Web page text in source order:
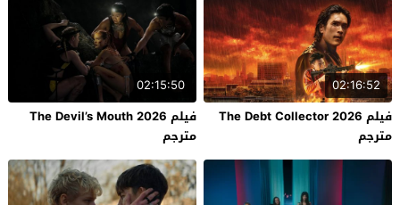
02:16:52
فيلم The Debt Collector 2026
مترجم
02:15:50
فيلم The Devil’s Mouth 2026
مترجم